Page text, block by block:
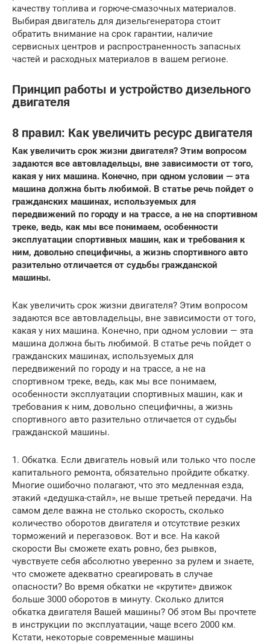
качеству топлива и горюче-смазочных материалов.
Выбирая двигатель для дизельгенератора стоит
обратить внимание на срок гарантии, наличие
сервисных центров и распространенность запасных
частей и расходных материалов в вашем регионе.
Принцип работы и устройство дизельного
двигателя
8 правил: Как увеличить ресурс двигателя
Как увеличить срок жизни двигателя? Этим вопросом
задаются все автовладельцы, вне зависимости от того,
какая у них машина. Конечно, при одном условии — эта
машина должна быть любимой. В статье речь пойдет о
гражданских машинах, используемых для
передвижений по городу и на трассе, а не на спортивном
треке, ведь, как мы все понимаем, особенности
эксплуатации спортивных машин, как и требования к
ним, довольно специфичны, а жизнь спортивного авто
разительно отличается от судьбы гражданской
машины.
Как увеличить срок жизни двигателя? Этим вопросом
задаются все автовладельцы, вне зависимости от того,
какая у них машина. Конечно, при одном условии — эта
машина должна быть любимой. В статье речь пойдет о
гражданских машинах, используемых для
передвижений по городу и на трассе, а не на
спортивном треке, ведь, как мы все понимаем,
особенности эксплуатации спортивных машин, как и
требования к ним, довольно специфичны, а жизнь
спортивного авто разительно отличается от судьбы
гражданской машины.
1. Обкатка. Если двигатель новый или только что после
капитального ремонта, обязательно пройдите обкатку.
Многие ошибочно полагают, что это медленная езда,
этакий «дедушка-стайл», не выше третьей передачи. На
самом деле важна не столько скорость, сколько
количество оборотов двигателя и отсутствие резких
торможений и перегазовок. Вот и все. На какой
скорости Вы сможете ехать ровно, без рывков,
чувствуете себя абсолютно уверенно за рулем и знаете,
что сможете адекватно среагировать в случае
опасности? Во время обкатки не «крутите» движок
больше 3000 оборотов в минуту. Сколько длится
обкатка двигателя Вашей машины? Об этом Вы прочтете
в инструкции по эксплуатации, чаще всего 2000 км.
Кстати, некоторые современные машины